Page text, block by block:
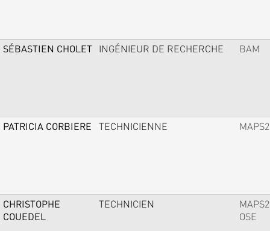
SÉBASTIEN CHOLET INGÉNIEUR DE RECHERCHE BAM
PATRICIA CORBIERE TECHNICIENNE MAPS2
CHRISTOPHE
COUEDEL
TECHNICIEN
MAPS2
OSE